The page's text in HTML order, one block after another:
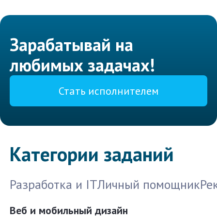
Зарабатывай на
любимых задачах!
Стать исполнителем
Категории заданий
Разработка и ITЛичный помощник
Веб и мобильный дизайн